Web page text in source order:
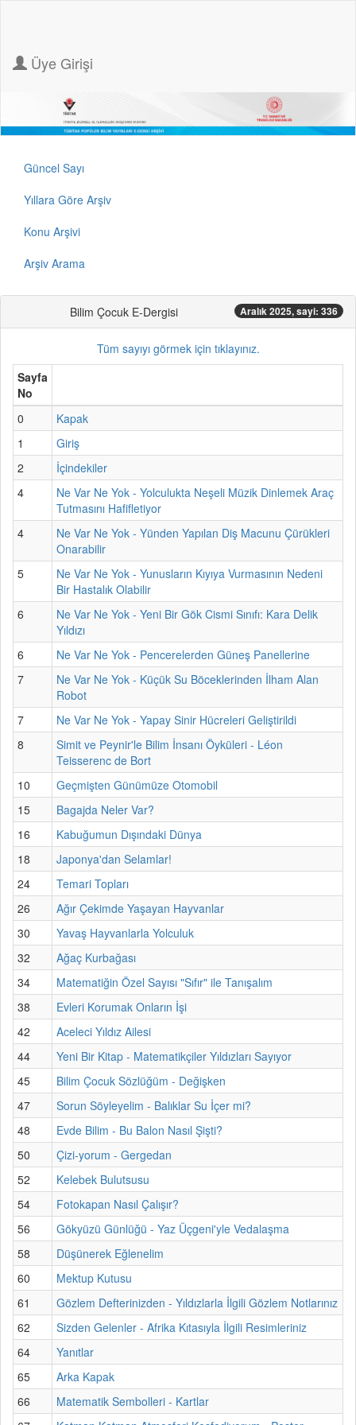
Üye Girişi
Güncel Sayı
Yıllara Göre Arşiv
Konu Arşivi
Arşiv Arama
Bilim Çocuk E-Dergisi Aralık 2025, sayi: 336
Tüm sayıyı görmek için tıklayınız.
Sayfa
No
0
Kapak
1
Giriş
2
İçindekiler
4
Ne Var Ne Yok - Yolculukta Neşeli Müzik Dinlemek Araç
Tutmasını Hafifletiyor
4
Ne Var Ne Yok - Yünden Yapılan Diş Macunu Çürükleri
Onarabilir
5
Ne Var Ne Yok - Yunusların Kıyıya Vurmasının Nedeni
Bir Hastalık Olabilir
6
Ne Var Ne Yok - Yeni Bir Gök Cismi Sınıfı: Kara Delik
Yıldızı
6
Ne Var Ne Yok - Pencerelerden Güneş Panellerine
7
Ne Var Ne Yok - Küçük Su Böceklerinden İlham Alan
Robot
7
Ne Var Ne Yok - Yapay Sinir Hücreleri Geliştirildi
8
Simit ve Peynir'le Bilim İnsanı Öyküleri - Léon
Teisserenc de Bort
10
Geçmişten Günümüze Otomobil
15
Bagajda Neler Var?
16
Kabuğumun Dışındaki Dünya
18
Japonya'dan Selamlar!
24
Temari Topları
26
Ağır Çekimde Yaşayan Hayvanlar
30
Yavaş Hayvanlarla Yolculuk
32
Ağaç Kurbağası
34
Matematiğin Özel Sayısı "Sıfır" ile Tanışalım
38
Evleri Korumak Onların İşi
42
Aceleci Yıldız Ailesi
44
Yeni Bir Kitap - Matematikçiler Yıldızları Sayıyor
45
Bilim Çocuk Sözlüğüm - Değişken
47
Sorun Söyleyelim - Balıklar Su İçer mi?
48
Evde Bilim - Bu Balon Nasıl Şişti?
50
Çizi-yorum - Gergedan
52
Kelebek Bulutsusu
54
Fotokapan Nasıl Çalışır?
56
Gökyüzü Günlüğü - Yaz Üçgeni'yle Vedalaşma
58
Düşünerek Eğlenelim
60
Mektup Kutusu
61
Gözlem Defterinizden - Yıldızlarla İlgili Gözlem Notlarınız
62
Sizden Gelenler - Afrika Kıtasıyla İlgili Resimleriniz
64
Yanıtlar
65
Arka Kapak
66
Matematik Sembolleri - Kartlar